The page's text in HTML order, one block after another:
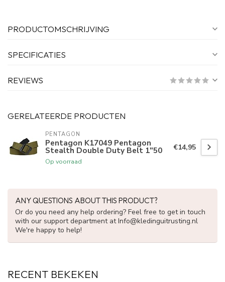
PRODUCTOMSCHRIJVING
SPECIFICATIES
REVIEWS
GERELATEERDE PRODUCTEN
PENTAGON
Pentagon K17049 Pentagon
Stealth Double Duty Belt 1"50
Op voorraad
€14,95
ANY QUESTIONS ABOUT THIS PRODUCT?
Or do you need any help ordering? Feel free to get in touch
with our support department atInfo@kledinguitrusting.nl
We're happy to help!
RECENT BEKEKEN